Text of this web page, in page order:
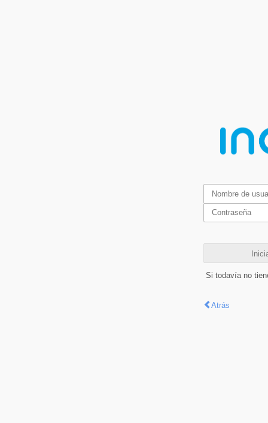
Si todavía no
Atrás